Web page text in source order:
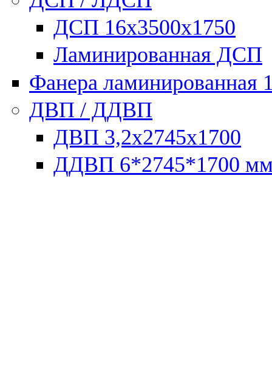
ДСП 16х3500х1750
Ламинированная ДСП
Фанера ламинированная
ДВП / ДДВП
ДВП 3,2х2745х1700
ДДВП 6*2745*1700